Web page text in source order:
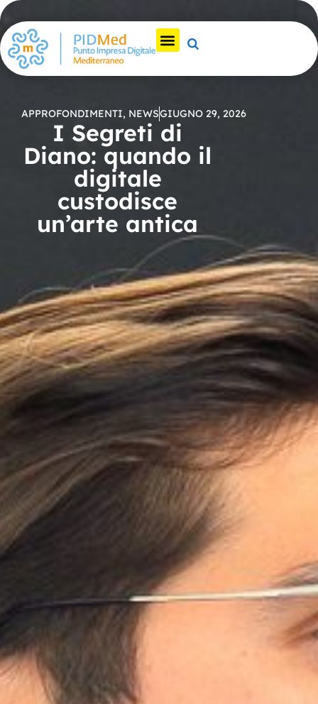
APPROFONDIMENTI, NEWSGIUGNO 29, 2026
I Segreti di
Diano: quando il
digitale
custodisce
un’arte antica